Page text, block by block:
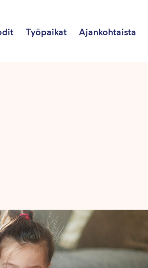
Työpaikat Ajankohtaista